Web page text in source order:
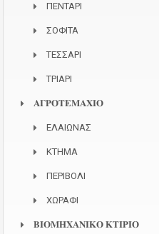
ΠΕΝΤΑΡΙ
ΣΟΦΙΤΑ
ΤΕΣΣΑΡΙ
ΤΡΙΑΡΙ
𝚨𝚪𝚸𝚶𝚻𝚬𝚳𝚨𝚾𝚰𝚶
ΕΛΑΙΩΝΑΣ
ΚΤΗΜΑ
ΠΕΡΙΒΟΛΙ
ΧΩΡΑΦΙ
𝚩𝚰𝚶𝚳𝚮𝚾𝚨𝚴𝚰𝚱𝚶 𝚱𝚻𝚰𝚸𝚰𝚶